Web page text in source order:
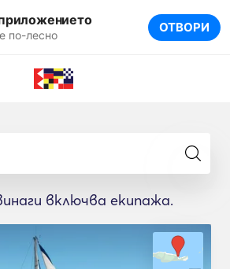
по-лесно ОТВОРИ
включва екипажа.